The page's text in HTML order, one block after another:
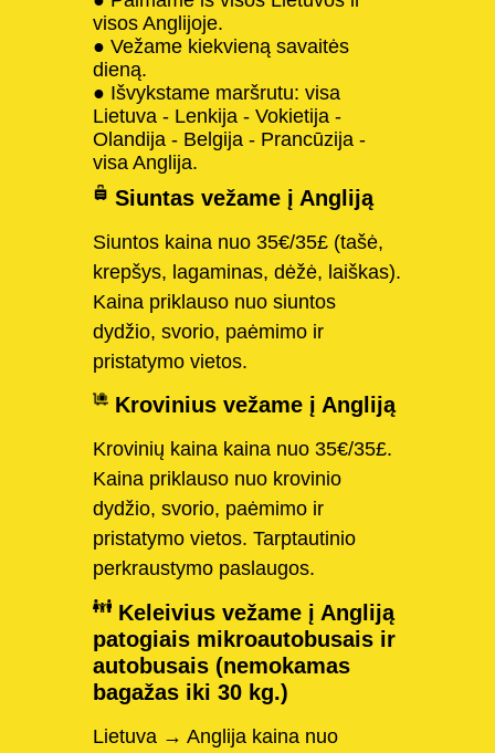
visos Anglijoje.
● Vežame kiekvieną savaitės
dieną.
● Išvykstame maršrutu: visa
Lietuva - Lenkija - Vokietija -
Olandija - Belgija - Prancūzija -
visa Anglija.
Siuntas vežame į Angliją
Siuntos kaina nuo 35€/35£ (tašė,
krepšys, lagaminas, dėžė, laiškas).
Kaina priklauso nuo siuntos
dydžio, svorio, paėmimo ir
pristatymo vietos.
Krovinius vežame į Angliją
Krovinių kaina kaina nuo 35€/35£.
Kaina priklauso nuo krovinio
dydžio, svorio, paėmimo ir
pristatymo vietos. Tarptautinio
perkraustymo paslaugos.
Keleivius vežame į Angliją
patogiais mikroautobusais ir
autobusais (nemokamas
bagažas iki 30 kg.)
Lietuva → Anglija kaina nuo